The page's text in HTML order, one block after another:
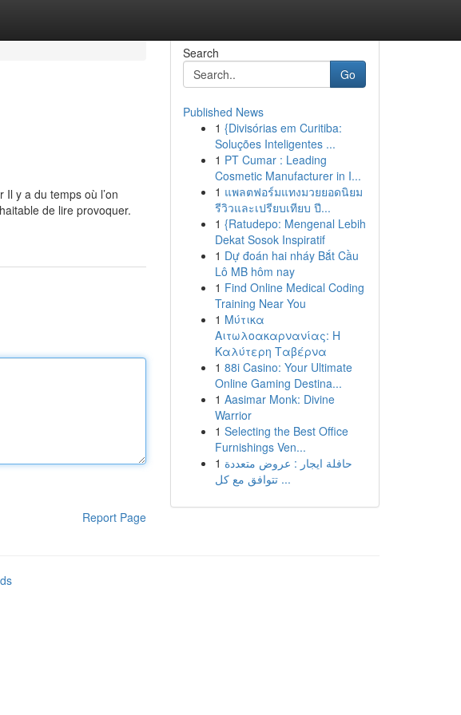
y a du temps où l’on
de lire provoquer.
Report Page
Search
Go
Published News
1 {Divisórias em Curitiba:
Soluções Inteligentes ...
1 PT Cumar : Leading
Cosmetic Manufacturer in I...
1 แพลตฟอร์มแทงมวยยอดนิยม
รีวิวและเปรียบเทียบ ปี...
1 {Ratudepo: Mengenal Lebih
Dekat Sosok Inspiratif
1 Dự đoán hai nháy Bắt Cầu
Lô MB hôm nay
1 Find Online Medical Coding
Training Near You
1 Μύτικα
Αιτωλοακαρνανίας: Η
Καλύτερη Ταβέρνα
1 88i Casino: Your Ultimate
Online Gaming Destina...
1 Aasimar Monk: Divine
Warrior
1 Selecting the Best Office
Furnishings Ven...
1 حافلة ايجار : عروض متعددة
تتوافق مع كل ...